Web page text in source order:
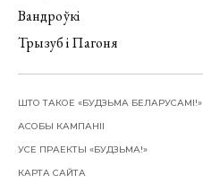
Вандроўкі
Трызуб і Пагоня
ШТО ТАКОЕ «БУДЗЬМА БЕЛАРУСАМІ!»
АСОБЫ КАМПАНІІ
УСЕ ПРАЕКТЫ «БУДЗЬМА!»
КАРТА САЙТА